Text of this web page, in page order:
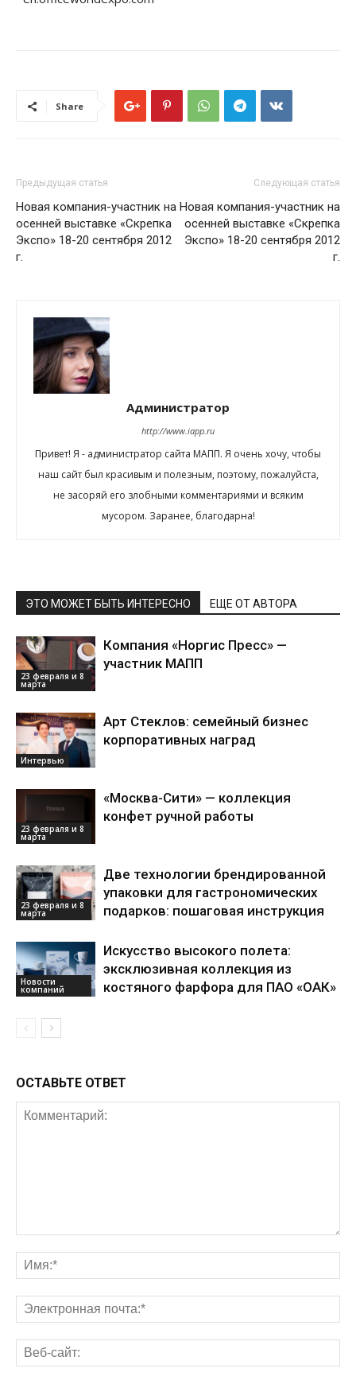
Share
Предыдущая статья
Новая компания-участник на
осенней выставке «Скрепка
Экспо» 18-20 сентября 2012
г.
Следующая статья
Новая компания-участник на
осенней выставке «Скрепка
Экспо» 18-20 сентября 2012
г.
Администратор
http://www.iapp.ru
Привет! Я - администратор сайта МАПП. Я очень хочу, чтобы
наш сайт был красивым и полезным, поэтому, пожалуйста,
не засоряй его злобными комментариями и всяким
мусором. Заранее, благодарна!
ЭТО МОЖЕТ БЫТЬ ИНТЕРЕСНО ЕЩЕ ОТ АВТОРА
23 февраля и 8
марта
Компания «Норгис Пресс» —
участник МАПП
Интервью
Арт Стеклов: семейный бизнес
корпоративных наград
23 февраля и 8
марта
«Москва-Сити» — коллекция
конфет ручной работы
23 февраля и 8
марта
Две технологии брендированной
упаковки для гастрономических
подарков: пошаговая инструкция
Новости
компаний
Искусство высокого полета:
эксклюзивная коллекция из
костяного фарфора для ПАО «ОАК»
ОСТАВЬТЕ ОТВЕТ